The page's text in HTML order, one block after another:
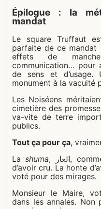
Épilogue : la
mandat
Le square Truffaut
parfaite de ce mandat
effets de
communication… pour
de sens et d’usage.
monument à la vacuité
Les Noiséens
cimetière des
va-vite de terre
publics.
Tout ça pour ça,
La shuma, العار, comme on dit si bien. La honte
d’avoir cru. La honte
voté pour des mirages.
Monsieur le Maire,
dans les annales.